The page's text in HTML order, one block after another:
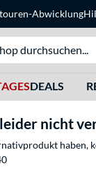
Abwicklung
DEALS
nicht
haben,